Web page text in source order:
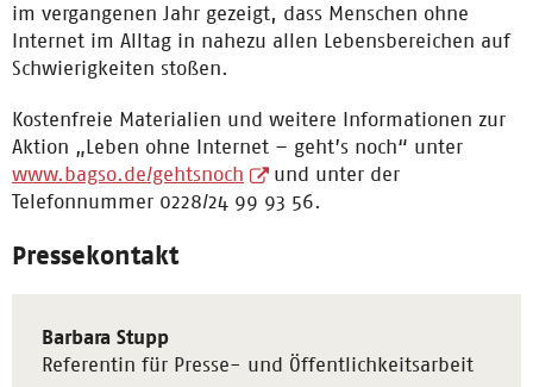
im vergangenen Jahr gezeigt, dass Menschen ohne
Internet im Alltag in nahezu allen Lebensbereichen auf
Schwierigkeiten stoßen.
Kostenfreie Materialien und weitere Informationen zur
Aktion „Leben ohne Internet – geht’s noch“ unter
www.bagso.de/gehtsnoch
und unter der
Telefonnummer 0228/24 99 93 56.
Pressekontakt
Barbara Stupp
Referentin für Presse- und Öffentlichkeitsarbeit